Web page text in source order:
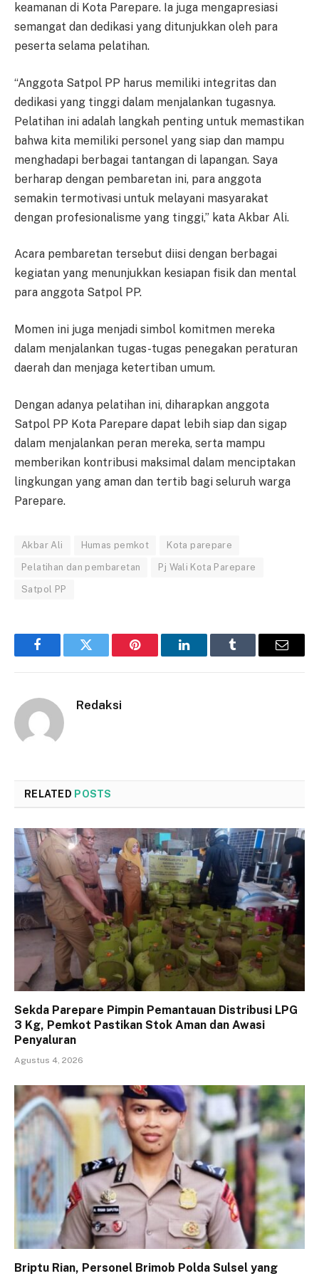
keamanan di Kota Parepare. Ia juga mengapresiasi
semangat dan dedikasi yang ditunjukkan oleh para
peserta selama pelatihan.
“Anggota Satpol PP harus memiliki integritas dan
dedikasi yang tinggi dalam menjalankan tugasnya.
Pelatihan ini adalah langkah penting untuk memastikan
bahwa kita memiliki personel yang siap dan mampu
menghadapi berbagai tantangan di lapangan. Saya
berharap dengan pembaretan ini, para anggota
semakin termotivasi untuk melayani masyarakat
dengan profesionalisme yang tinggi,” kata Akbar Ali.
Acara pembaretan tersebut diisi dengan berbagai
kegiatan yang menunjukkan kesiapan fisik dan mental
para anggota Satpol PP.
Momen ini juga menjadi simbol komitmen mereka
dalam menjalankan tugas-tugas penegakan peraturan
daerah dan menjaga ketertiban umum.
Dengan adanya pelatihan ini, diharapkan anggota
Satpol PP Kota Parepare dapat lebih siap dan sigap
dalam menjalankan peran mereka, serta mampu
memberikan kontribusi maksimal dalam menciptakan
lingkungan yang aman dan tertib bagi seluruh warga
Parepare.
Akbar Ali Humas pemkot Kota parepare
Pelatihan dan pembaretan Pj Wali Kota Parepare
Satpol PP
FacebookTwitter Pinterest LinkedInTumblr Email
Redaksi
RELATED POSTS
Sekda Parepare Pimpin Pemantauan Distribusi LPG
3 Kg, Pemkot Pastikan Stok Aman dan Awasi
Penyaluran
Agustus 4, 2026
Briptu Rian, Personel Brimob Polda Sulsel yang